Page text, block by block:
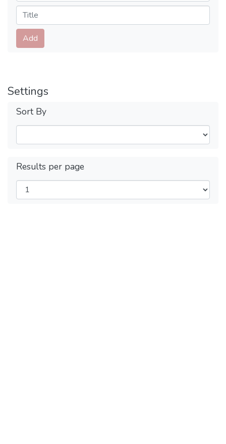
Submit
Add
Settings
Sort By
Results per page